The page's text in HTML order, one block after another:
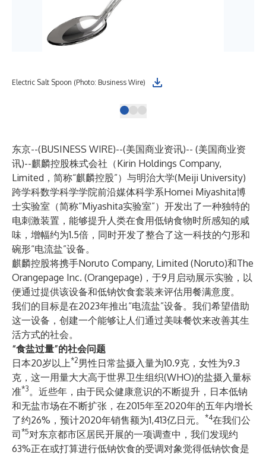
Electric Salt Spoon (Photo: Business Wire)
东京--(BUSINESS WIRE)--(美国商业资讯)-- (美国商业资
讯)--麒麟控股株式会社（Kirin Holdings Company,
Limited，简称“麒麟控股”）与明治大学(Meiji University)
跨学科数学科学学院前沿媒体科学系Homei Miyashita博
士实验室（简称“Miyashita实验室”）开发出了一种独特的
电刺激装置，能够提升人类在食用低钠食物时所感知的咸
味，增幅约为1.5倍，同时开发了整合了这一科技的勺形和
碗形“电流盐”设备。
麒麟控股将携手Noruto Company, Limited (Noruto)和The
Orangepage Inc. (Orangepage)，于9月启动展示实验，以
便通过提供该设备和低钠饮食套装来评估用餐满意度。
我们的目标是在2023年推出“电流盐”设备。我们希望借助
这一设备，创建一个能够让人们通过美味餐饮来改善其生
活方式的社会。
“食盐过量”的社会问题
日本20岁以上*2男性日常盐摄入量为10.9克，女性为9.3
克，这一用量大大高于世界卫生组织(WHO)的盐摄入量标
准*3。近些年，由于民众健康意识的不断提升，日本低钠
和无盐市场在不断扩张，在2015年至2020年的五年内增长
了约26%，预计2020年销售额为1,413亿日元。
*4在我们公
司*5对东京都市区居民开展的一项调查中，我们发现约
63%正在或打算进行低钠饮食的受调对象觉得低钠饮食是